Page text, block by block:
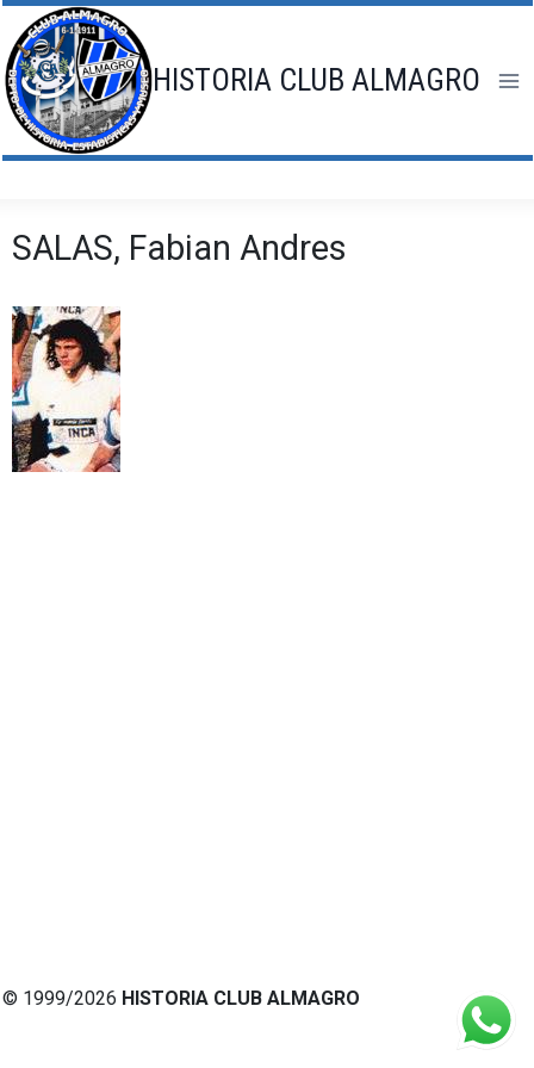
Saltar
al
contenido
HISTORIA CLUB ALMAGRO
SALAS, Fabian Andres
© 1999/2026 HISTORIA CLUB ALMAGRO